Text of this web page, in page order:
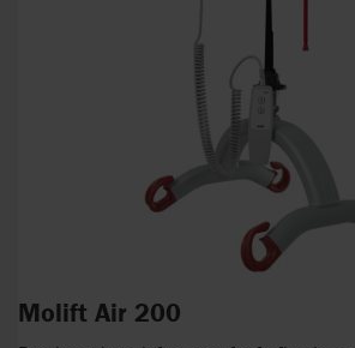
Molift Air 200